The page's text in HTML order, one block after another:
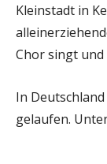
Kleinstadt in
Chor singt
In Deutschland
gelaufen.